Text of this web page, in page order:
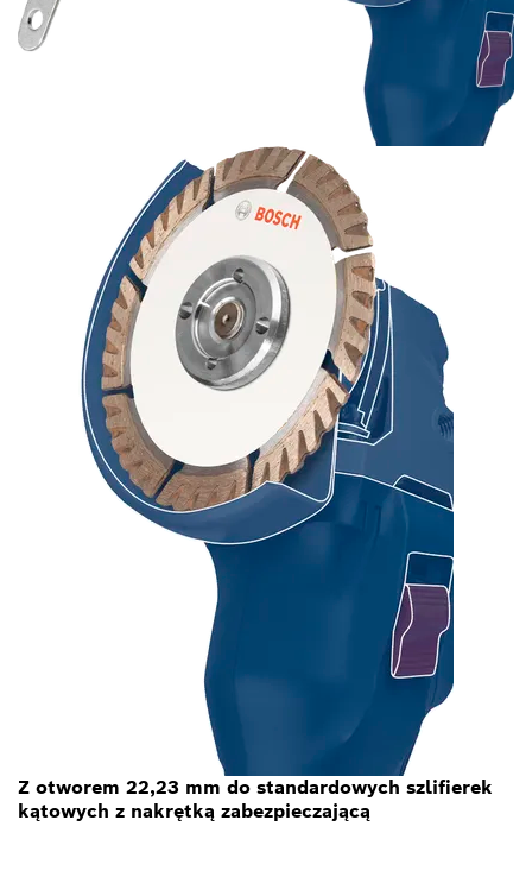
Z otworem 22,23 mm do standardowych szlifierek
kątowych z nakrętką zabezpieczającą